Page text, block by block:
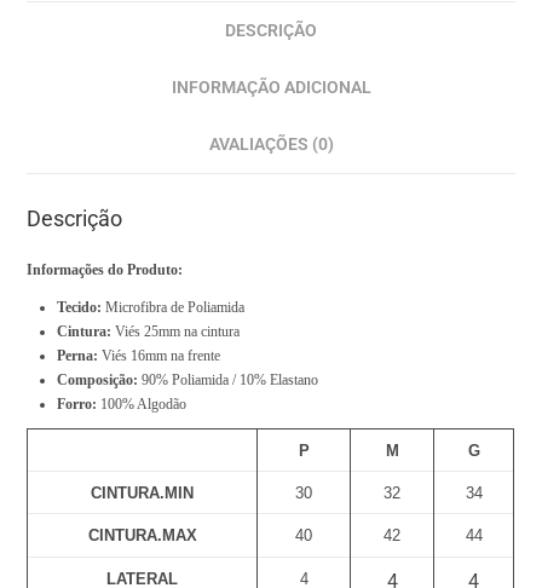
r
t
a
i
DESCRIÇÃO
INFORMAÇÃO ADICIONAL
AVALIAÇÕES (0)
Descrição
Informações do Produto:
Tecido: Microfibra de Poliamida
Cintura: Viés 25mm na cintura
Perna:Viés 16mm na frente
Composição: 90% Poliamida / 10% Elastano
Forro: 100% Algodão
P M G
CINTURA.MIN 30 32 34
CINTURA.MAX 40 42 44
LATERAL 4 4 4